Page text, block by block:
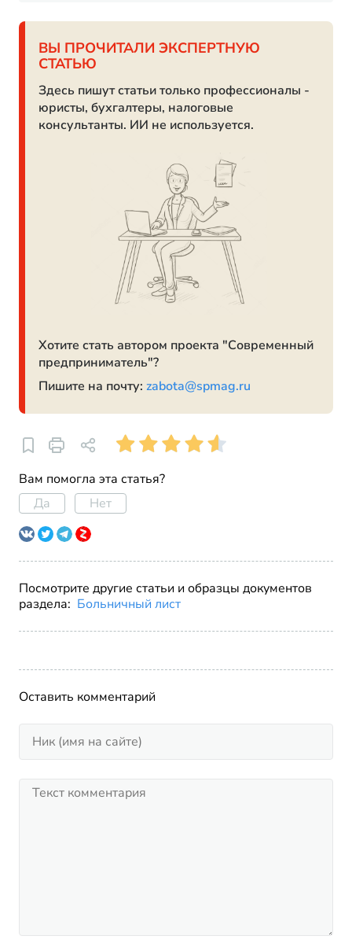
ВЫ ПРОЧИТАЛИ ЭКСПЕРТНУЮ
СТАТЬЮ
Здесь пишут статьи только профессионалы -
юристы, бухгалтеры, налоговые
консультанты. ИИ не используется.
Хотите стать автором проекта "Современный
предприниматель"?
Пишите на почту: zabota@spmag.ru
Вам помогла эта статья?
Да
Нет
Посмотрите другие статьи и образцы документов
раздела: Больничный лист
Оставить комментарий